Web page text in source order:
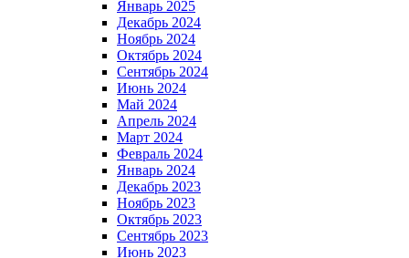
Январь 2025
Декабрь 2024
Ноябрь 2024
Октябрь 2024
Сентябрь 2024
Июнь 2024
Май 2024
Апрель 2024
Март 2024
Февраль 2024
Январь 2024
Декабрь 2023
Ноябрь 2023
Октябрь 2023
Сентябрь 2023
Июнь 2023